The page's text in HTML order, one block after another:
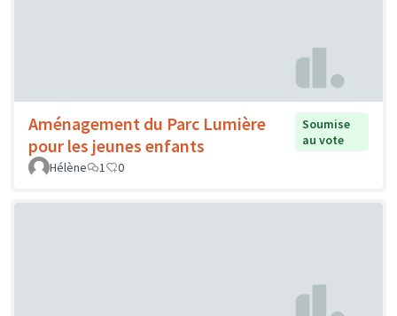
Aménagement du Parc Lumière
pour les jeunes enfants
Soumise
au vote
Hélène
1 0